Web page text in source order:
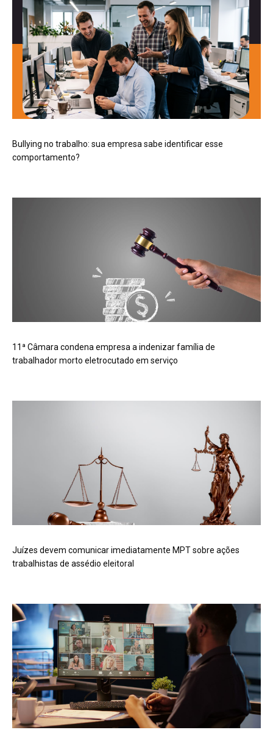
Bullying no trabalho: sua empresa sabe identificar esse
comportamento?
11ª Câmara condena empresa a indenizar família de
trabalhador morto eletrocutado em serviço
Juízes devem comunicar imediatamente MPT sobre ações
trabalhistas de assédio eleitoral